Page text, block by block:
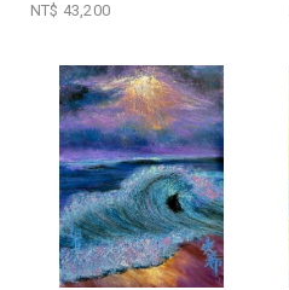
NT$ 43,200